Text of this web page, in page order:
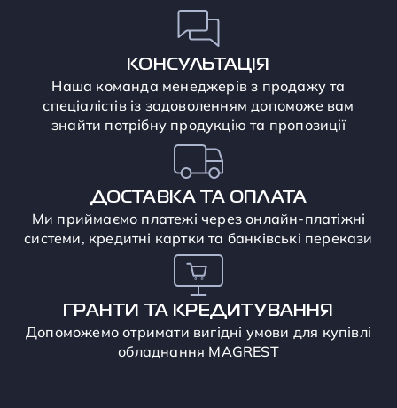
КОНСУЛЬТАЦІЯ
Наша команда менеджерів з продажу та
спеціалістів із задоволенням допоможе вам
знайти потрібну продукцію та пропозиції
ДОСТАВКА ТА ОПЛАТА
Ми приймаємо платежі через онлайн-платіжні
системи, кредитні картки та банківські перекази
ГРАНТИ ТА КРЕДИТУВАННЯ
Допоможемо отримати вигідні умови для купівлі
обладнання MAGREST